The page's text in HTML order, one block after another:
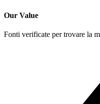
Our Value
Fonti verificate per trovare la